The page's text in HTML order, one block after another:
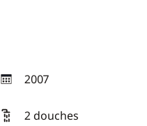
2007
année
2 douches